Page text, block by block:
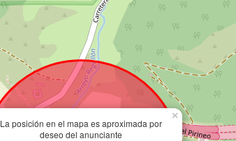
La posición en el mapa es aproximada por
deseo del anunciante
×